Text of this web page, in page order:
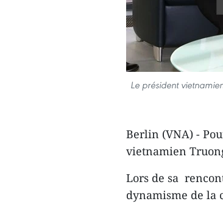
Le président
Berlin (VNA) -
vietnamien
Lors de sa
dynamisme de la